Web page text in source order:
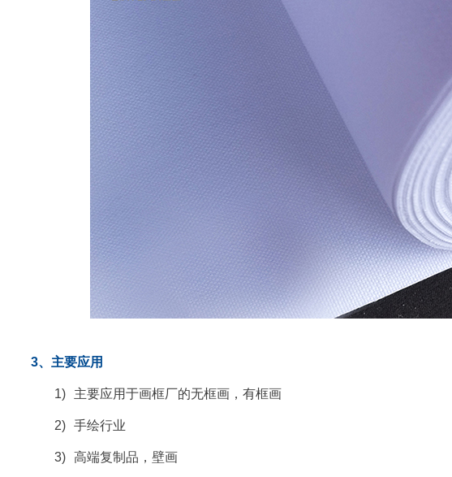
3、主要应用
1) 主要应用于画框厂的无框画，有框画
2) 手绘行业
3) 高端复制品，壁画